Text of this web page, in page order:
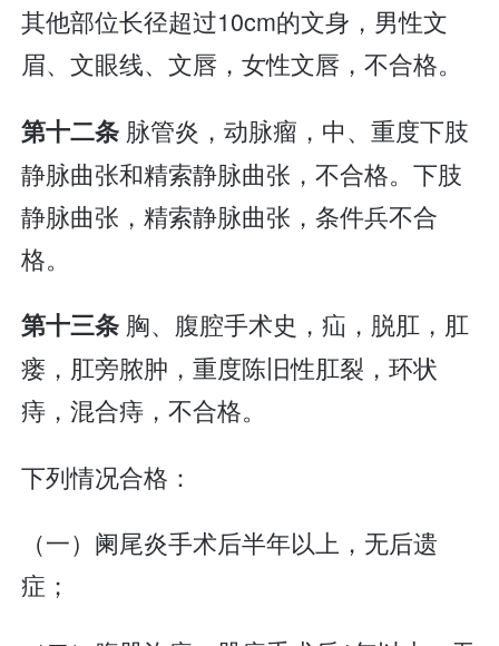
其他部位长径超过10cm的文身，男性文
眉、文眼线、文唇，女性文唇，不合格。
第十二条 脉管炎，动脉瘤，中、重度下肢
静脉曲张和精索静脉曲张，不合格。下肢
静脉曲张，精索静脉曲张，条件兵不合
格。
第十三条 胸、腹腔手术史，疝，脱肛，肛
瘘，肛旁脓肿，重度陈旧性肛裂，环状
痔，混合痔，不合格。
下列情况合格：
（一）阑尾炎手术后半年以上，无后遗
症；